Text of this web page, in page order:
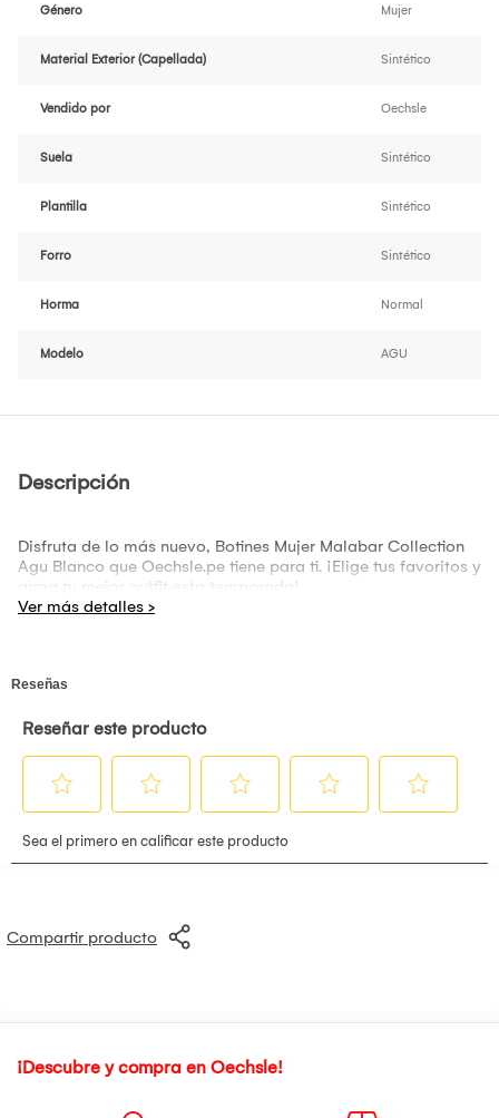
Género Mujer
Material Exterior (Capellada) Sintético
Vendido por Oechsle
Suela Sintético
Plantilla Sintético
Forro Sintético
Horma Normal
Modelo AGU
Descripción
Disfruta de lo más nuevo, Botines Mujer Malabar Collection
Agu Blanco que Oechsle.pe tiene para ti. ¡Elige tus favoritos y
arma tu mejor outfit esta temporada!
Compartir producto
¡Descubre y compra en Oechsle!